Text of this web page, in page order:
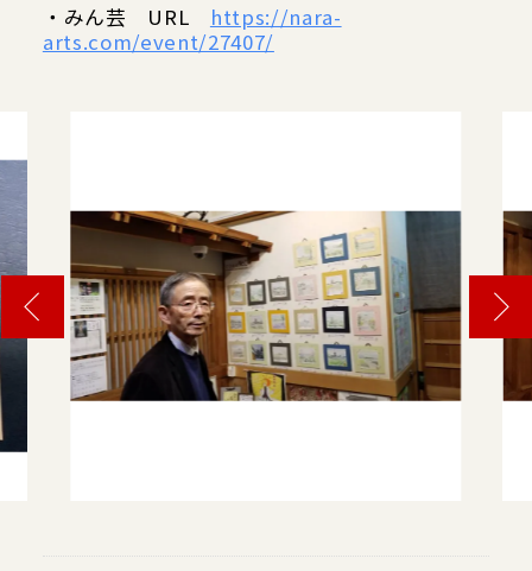
・みん芸 URL https://nara-
arts.com/event/27407/